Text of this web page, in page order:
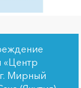
«Центр
Мирный